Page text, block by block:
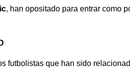
, han opositado para entrar como
futbolistas que han sido